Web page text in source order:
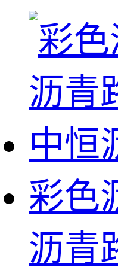
彩色
沥青